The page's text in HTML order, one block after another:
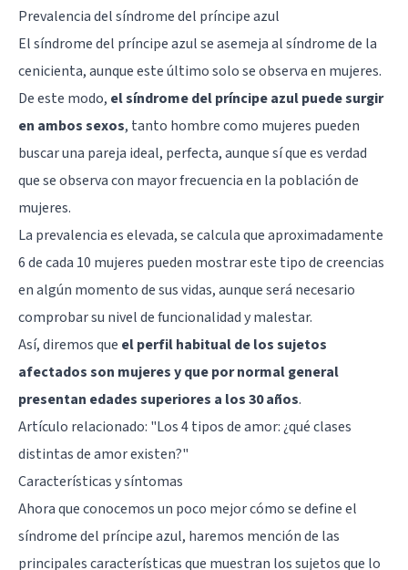
Prevalencia del síndrome del príncipe azul
El síndrome del príncipe azul se asemeja al síndrome de la
cenicienta, aunque este último solo se observa en mujeres.
De este modo, el síndrome del príncipe azul puede surgir
en ambos sexos, tanto hombre como mujeres pueden
buscar una pareja ideal, perfecta, aunque sí que es verdad
que se observa con mayor frecuencia en la población de
mujeres.
La prevalencia es elevada, se calcula que aproximadamente
6 de cada 10 mujeres pueden mostrar este tipo de creencias
en algún momento de sus vidas, aunque será necesario
comprobar su nivel de funcionalidad y malestar.
Así, diremos que el perfil habitual de los sujetos
afectados son mujeres y que por normal general
presentan edades superiores a los 30 años.
Artículo relacionado: "Los 4 tipos de amor: ¿qué clases
distintas de amor existen?"
Características y síntomas
Ahora que conocemos un poco mejor cómo se define el
síndrome del príncipe azul, haremos mención de las
principales características que muestran los sujetos que lo